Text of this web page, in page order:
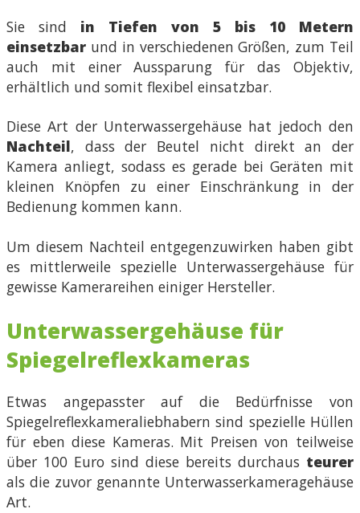
Sie sind in Tiefen von 5 bis 10 Metern
einsetzbar und in verschiedenen Größen, zum Teil
auch mit einer Aussparung für das Objektiv,
erhältlich und somit flexibel einsatzbar.
Diese Art der Unterwassergehäuse hat jedoch den
Nachteil, dass der Beutel nicht direkt an der
Kamera anliegt, sodass es gerade bei Geräten mit
kleinen Knöpfen zu einer Einschränkung in der
Bedienung kommen kann.
Um diesem Nachteil entgegenzuwirken haben gibt
es mittlerweile spezielle Unterwassergehäuse für
gewisse Kamerareihen einiger Hersteller.
Unterwassergehäuse für
Spiegelreflexkameras
Etwas angepasster auf die Bedürfnisse von
Spiegelreflexkameraliebhabern sind spezielle Hüllen
für eben diese Kameras. Mit Preisen von teilweise
über 100 Euro sind diese bereits durchaus teurer
als die zuvor genannte Unterwasserkameragehäuse
Art.